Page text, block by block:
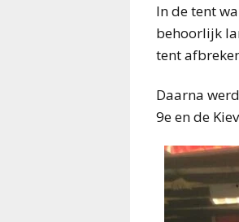
In de tent
behoorlijk
tent
Daarna
9e en de